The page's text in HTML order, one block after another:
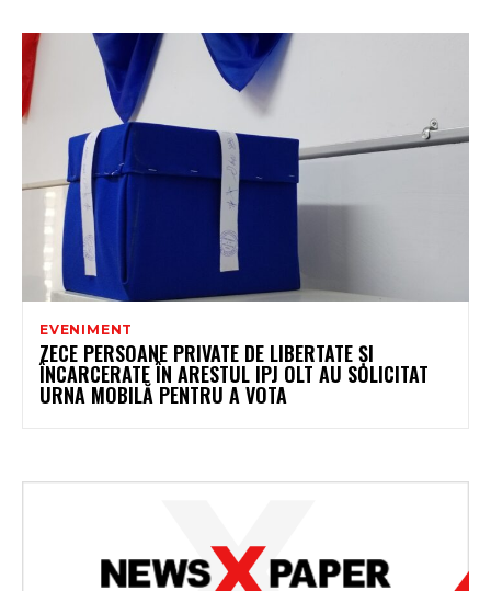
EVENIMENT
ZECE PERSOANE PRIVATE DE LIBERTATE ȘI
ÎNCARCERATE ÎN ARESTUL IPJ OLT AU SOLICITAT
URNA MOBILĂ PENTRU A VOTA